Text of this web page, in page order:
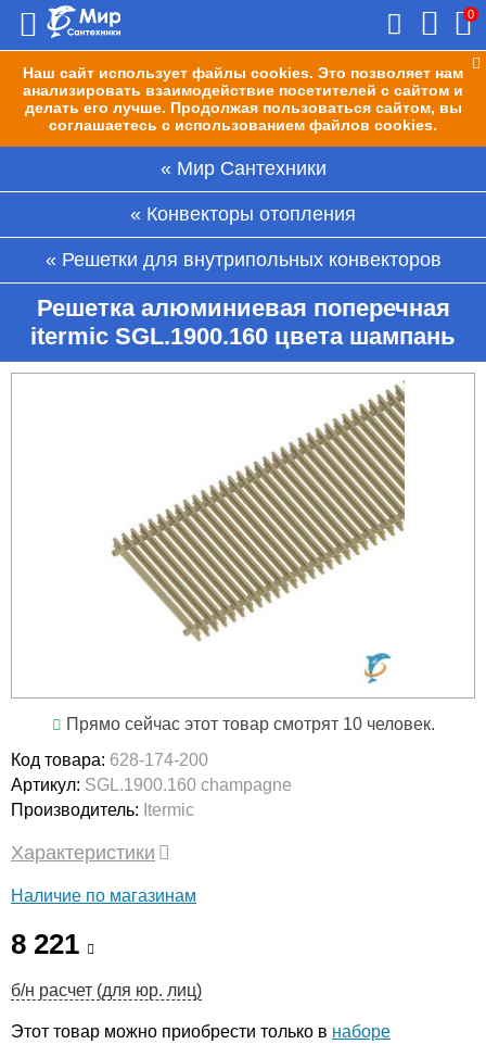
Наш сайт использует файлы cookies. Это позволяет нам
анализировать взаимодействие посетителей с сайтом и
делать его лучше. Продолжая пользоваться сайтом, вы
соглашаетесь с использованием файлов cookies.
0
Мир Сантехники
Конвекторы отопления
Решетки для внутрипольных конвекторов
Решетка алюминиевая поперечная
itermic SGL.1900.160 цвета шампань
Прямо сейчас этот товар смотрят 10 человек.
Код товара: 628-174-200
Артикул: SGL.1900.160 champagne
Производитель: Itermic
Характеристики
Наличие по магазинам
8 221
б/н расчет (для юр. лиц)
Этот товар можно приобрести только в наборе